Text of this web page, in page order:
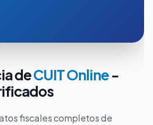
deCUIT Online -
fiscales completos de